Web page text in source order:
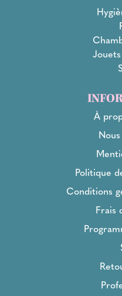
À
Politique
Conditions
Frais